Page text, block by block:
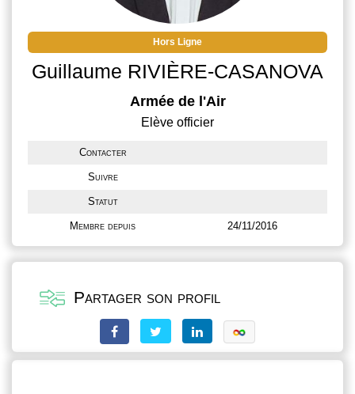
Hors Ligne
Guillaume RIVIÈRE-CASANOVA
Armée de l'Air
Elève officier
Contacter
Suivre
Statut
Membre depuis 24/11/2016
Partager son profil